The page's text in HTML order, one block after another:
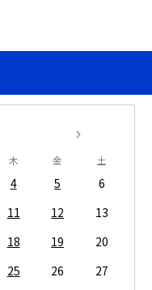
木 金 土
4 5
6
11 12
13
18 19
20
25 26
27